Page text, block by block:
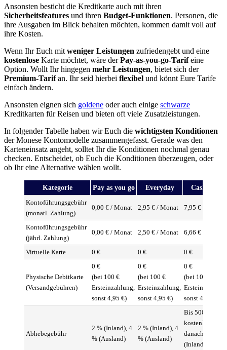
Ansonsten besticht die Kreditkarte auch mit ihren
Sicherheitsfeatures und ihren Budget-Funktionen. Personen, die
ihre Ausgaben im Blick behalten möchten, kommen damit voll auf
ihre Kosten.
Wenn Ihr Euch mit weniger Leistungen zufriedengebt und eine
kostenlose Karte möchtet, wäre derPay-as-you-go-Tarifeine
Option. Wollt Ihr hingegen mehr Leistungen, bietet sich der
Premium-Tarifan. Ihr seid hierbei flexibel und könnt Eure Tarife
einfach ändern.
Ansonsten eignen sich goldene oder auch einige schwarze
Kreditkarten für Reisen und bieten oft viele Zusatzleistungen.
In folgender Tabelle haben wir Euch die wichtigsten Konditionen
der Monese Kontomodelle zusammengefasst. Gerade was den
Karteneinsatz angeht, solltet Ihr die Konditionen nochmal genau
checken. Entscheidet, ob Euch die Konditionen überzeugen, oder
ob Ihr eine Alternative wählen wollt.
Kategorie Pay as you go Everyday
Cashback
Kontoführungsgebühr
(monatl. Zahlung)
0,00 € / Monat 2,95 € / Monat 7,95 € / Monat
Kontoführungsgebühr
(jährl. Zahlung)
0,00 € / Monat 2,50 € / Monat 6,66 € / Monat
Virtuelle Karte 0 € 0 € 0 €
Physische Debitkarte
(Versandgebühren)
0 €
(bei 100 €
Ersteinzahlung,
sonst 4,95 €)
0 €
(bei 100 €
Ersteinzahlung,
sonst 4,95 €)
0 €
(bei 100 €
Ersteinzahlung,
sonst 4,95 €)
Abhebegebühr
2 % (Inland), 4
% (Ausland)
2 % (Inland), 4
% (Ausland)
Bis 500 €
kostenlos;
danach 2 %
(Inland), 4 %